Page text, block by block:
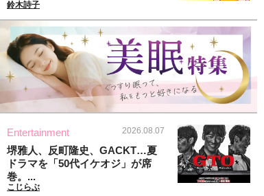
鈴木詩子
Entertainment 2026.08.07
堺雅人、反町隆史、GACKT…夏
ドラマを「50代イケオジ」が席
巻。...
こじらぶ